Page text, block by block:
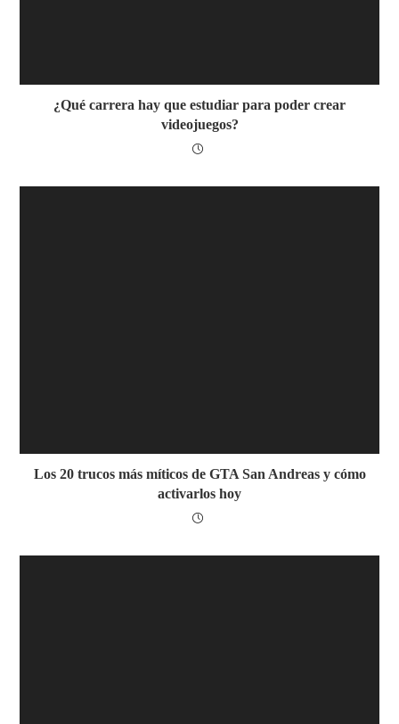
¿Qué carrera hay que estudiar para poder crear
videojuegos?
Los 20 trucos más míticos de GTA San Andreas y cómo
activarlos hoy